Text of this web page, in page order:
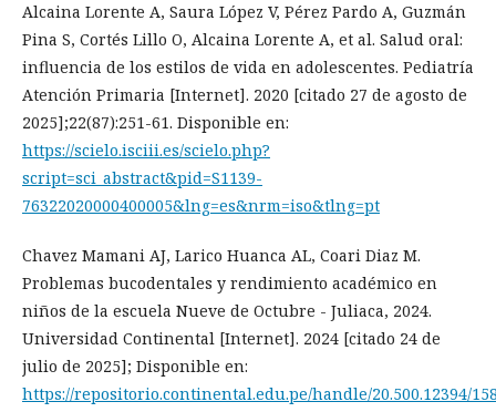
Alcaina Lorente A, Saura López V, Pérez Pardo A, Guzmán
Pina S, Cortés Lillo O, Alcaina Lorente A, et al. Salud oral:
influencia de los estilos de vida en adolescentes. Pediatría
Atención Primaria [Internet]. 2020 [citado 27 de agosto de
2025];22(87):251-61. Disponible en:
https://scielo.isciii.es/scielo.php?
script=sci_abstract&pid=S1139-
76322020000400005&lng=es&nrm=iso&tlng=pt
Chavez Mamani AJ, Larico Huanca AL, Coari Diaz M.
Problemas bucodentales y rendimiento académico en
niños de la escuela Nueve de Octubre - Juliaca, 2024.
Universidad Continental [Internet]. 2024 [citado 24 de
julio de 2025]; Disponible en:
https://repositorio.continental.edu.pe/handle/20.500.12394/